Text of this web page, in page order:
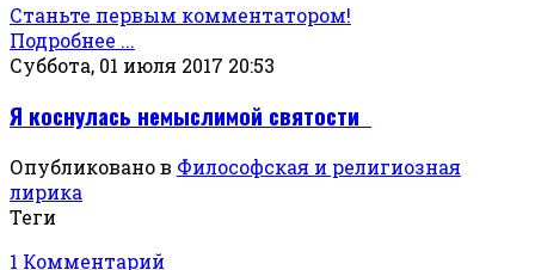
Станьте первым комментатором!
Подробнее ...
Суббота, 01 июля 2017 20:53
Я коснулась немыслимой святости
Опубликовано в Философская и религиозная
лирика
Теги
1 Комментарий